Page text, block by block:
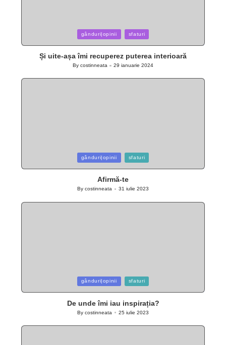
in
gânduri|opinii sfaturi
Și uite-așa îmi recuperez puterea interioară
Posted
By costinneata 29 ianuarie 2024
in
gânduri|opinii sfaturi
Afirmă-te
Posted
Bycostinneata 31 iulie 2023
in
gânduri|opinii sfaturi
De unde îmi iau inspirația?
Posted
Bycostinneata 25 iulie 2023